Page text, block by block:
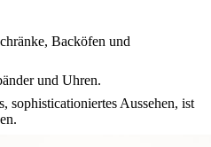
Backöfen und
und Uhren.
sophisticationiertes Aussehen, ist